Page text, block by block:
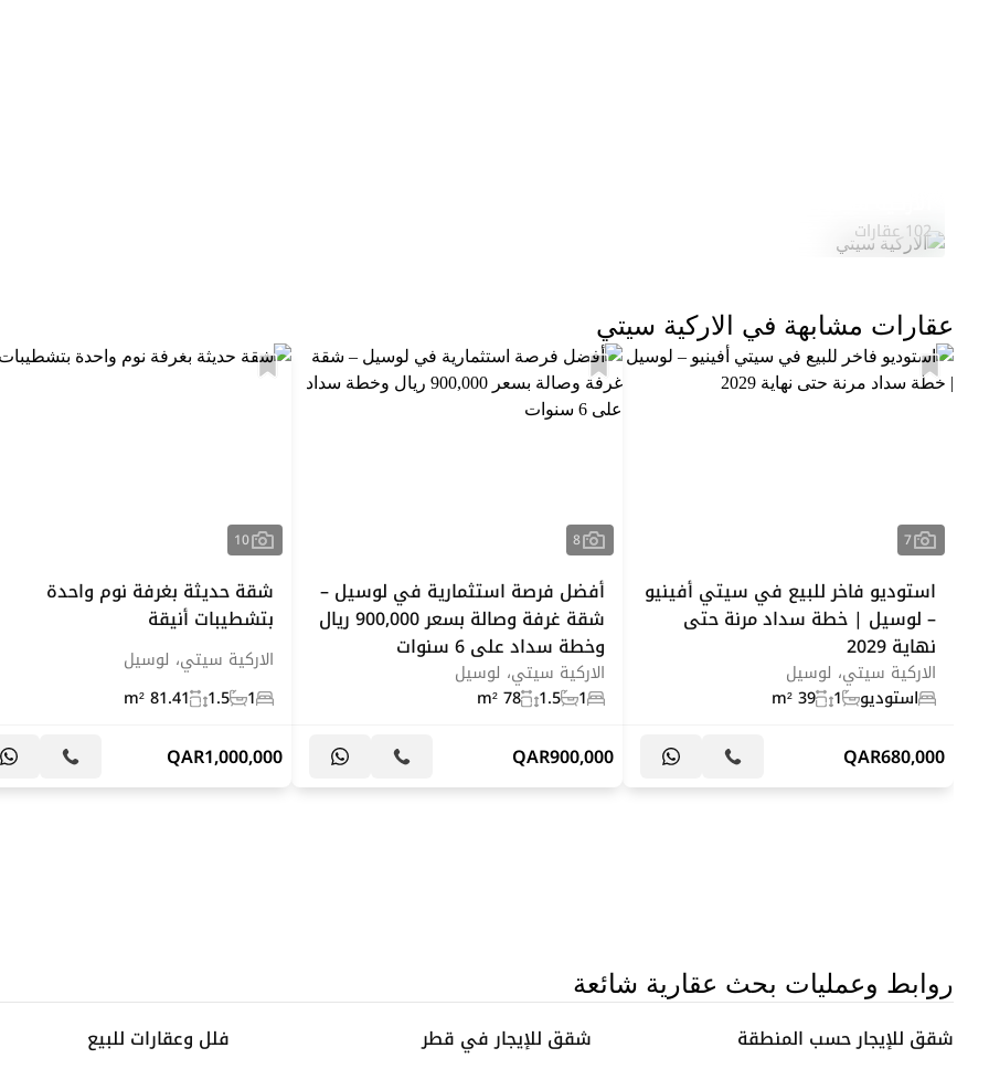
102 عقارات
عقارات مشابهة في الاركية سيتي
7
استوديو فاخر للبيع في سيتي أفينيو
– لوسيل | خطة سداد مرنة حتى
نهاية 2029
الاركية سيتي، لوسيل
استوديو
1
39 m²
680,000
QAR
8
أفضل فرصة استثمارية في لوسيل –
شقة غرفة وصالة بسعر 900,000 ريال
وخطة سداد على 6 سنوات
الاركية سيتي، لوسيل
1
1.5
78 m²
900,000
QAR
10
شقة حديثة بغرفة نوم واحدة
بتشطيبات أنيقة
الاركية سيتي، لوسيل
1
1.5
81.41 m²
1,000,000
QAR
روابط وعمليات بحث عقارية شائعة
شقق للإيجار حسب المنطقة شقق للإيجار في قطر فلل وعقارات للبيع